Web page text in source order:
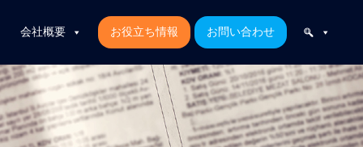
会社概要 お役立ち情報 お問い合わせ